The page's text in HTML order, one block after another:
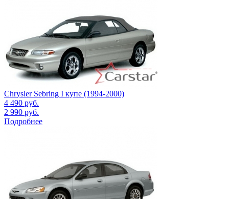
Chrysler Sebring I купе (1994-2000)
4 490 руб.
2 990 руб.
Подробнее